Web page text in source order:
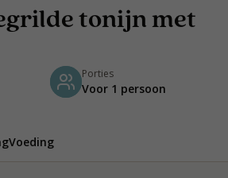
tonijn met
Porties
Voor 1 persoon
Voeding